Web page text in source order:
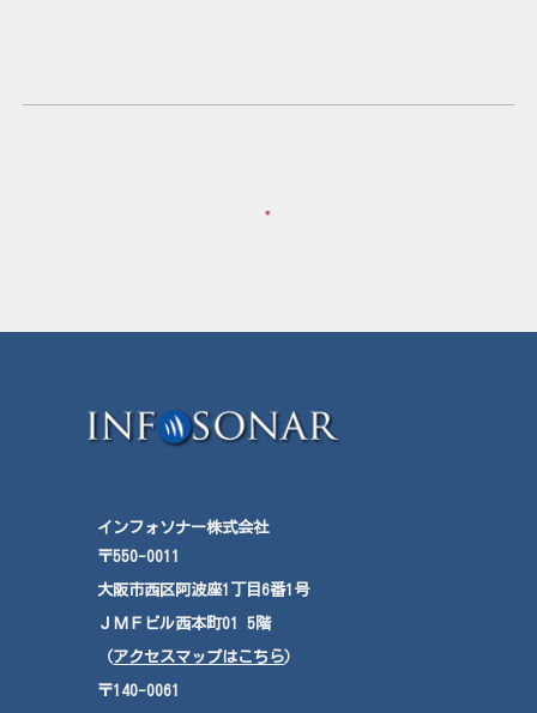
インフォソナー株式会社
〒550-0011
大阪市西区阿波座1 丁目6番1 号
ＪＭＦ ビル西本町01 5階
（アクセスマップはこちら）
〒140-0061